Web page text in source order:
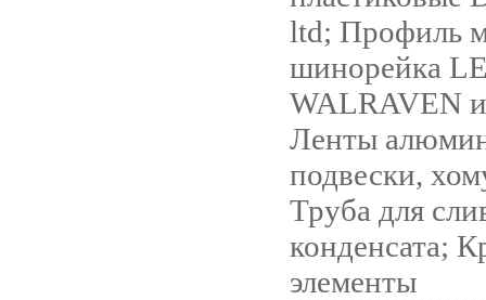
ltd; Профиль
шинорейка
WALRAVEN
Ленты
подвески,
Труба для
конденсата;
элементы